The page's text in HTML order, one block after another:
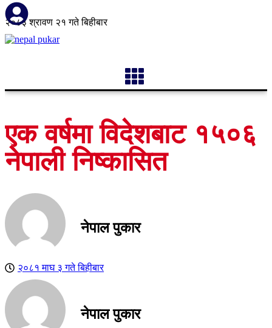
२०८३ श्रावण २१ गते बिहीबार
एक वर्षमा विदेशबाट १५०६
नेपाली निष्कासित
नेपाल पुकार
२०८१ माघ ३ गते बिहीबार
नेपाल पुकार